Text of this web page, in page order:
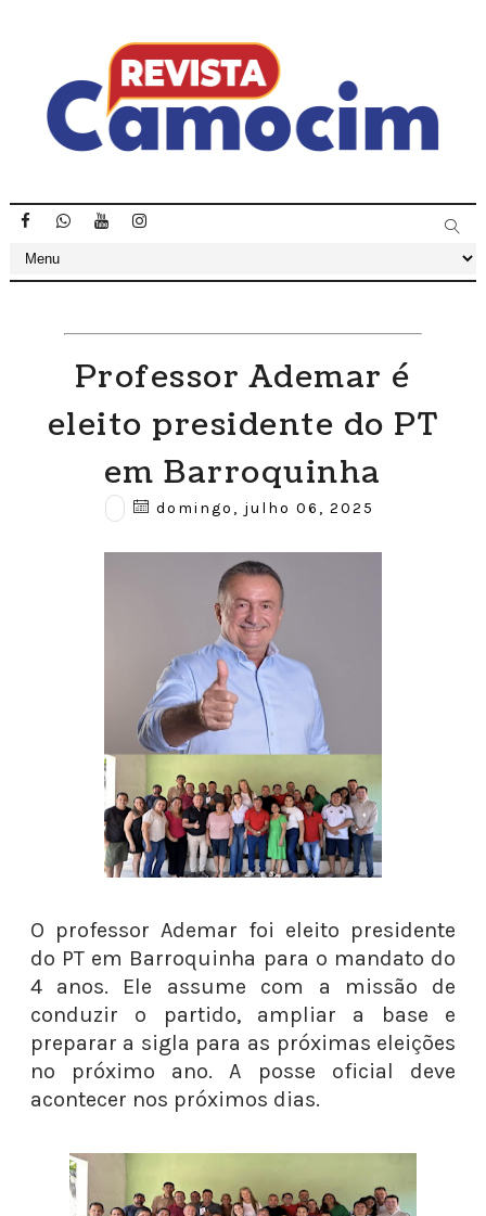
Professor Ademar é
eleito presidente do PT
em Barroquinha
domingo, julho 06, 2025
O professor Ademar foi eleito presidente
do PT em Barroquinha para o mandato do
4 anos. Ele assume com a missão de
conduzir o partido, ampliar a base e
preparar a sigla para as próximas eleições
no próximo ano. A posse oficial deve
acontecer nos próximos dias.